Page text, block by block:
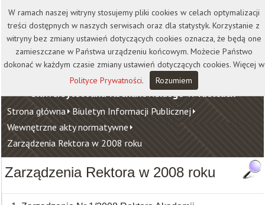
Kontakt Biblioteka
Wydawnictwo
Wirtualna Uczelnia
Uniwersytet Jana Kochanowskiego w Kielcach
Strona główna Biuletyn Informacji Publicznej
Wewnętrzne akty normatywne
Zarządzenia Rektora w 2008 roku
Zarządzenia Rektora w 2008 roku
W ramach naszej witryny stosujemy pliki cookies w celach optymalizacji
treści dostępnych w naszych serwisach oraz dla statystyk. Korzystanie z
witryny bez zmiany ustawień dotyczących cookies oznacza, że będą one
zamieszczane w Państwa urządzeniu końcowym. Możecie Państwo
dokonać w każdym czasie zmiany ustawień dotyczących cookies. Więcej w
Polityce Prywatności. Rozumiem